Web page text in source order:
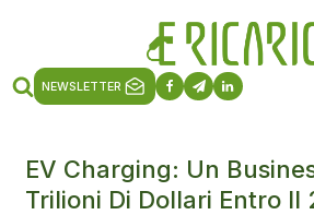
NEWSLETTER
EV Charging: Un
Trilioni Di Dollari Entro Il